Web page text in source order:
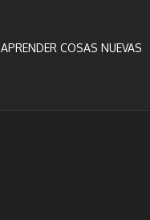
APRENDER COSAS NUEVAS